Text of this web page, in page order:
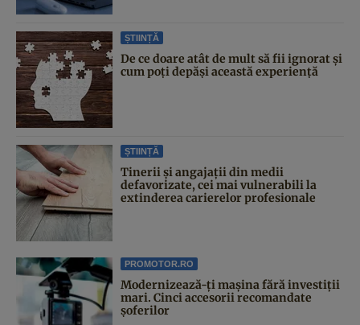
ȘTIINȚĂ
De ce doare atât de mult să fii ignorat și
cum poți depăși această experiență
ȘTIINȚĂ
Tinerii și angajații din medii
defavorizate, cei mai vulnerabili la
extinderea carierelor profesionale
PROMOTOR.RO
Modernizează-ți mașina fără investiții
mari. Cinci accesorii recomandate
șoferilor